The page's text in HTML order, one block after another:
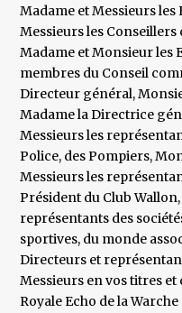
Madame et Messieurs les
Messieurs les Conseillers
Madame et Monsieur les
membres du Conseil
Directeur général,
Madame la Directrice
Messieurs les
Police, des Pompiers,
Messieurs les
Président du Club
représentants des
sportives, du monde
Directeurs et
Messieurs en vos titres et
Royale Echo de la